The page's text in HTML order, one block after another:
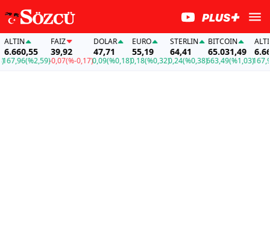
(%2,59)
FAİZ
39,92
-0,07(%-0,17)
DOLAR
47,71
0,09(%0,18)
EURO
55,19
0,18(%0,32)
STERLIN
64,41
0,24(%0,38)
BITCOIN
65.031,49
663,49(%1,03)
ALTIN
167,96